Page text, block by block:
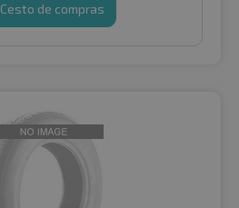
Cesto de compras